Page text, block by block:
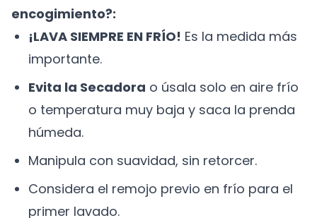
encogimiento?:
¡LAVA SIEMPRE EN FRÍO! Es la medida más
importante.
Evita la Secadora o úsala solo en aire frío
o temperatura muy baja y saca la prenda
húmeda.
Manipula con suavidad, sin retorcer.
Considera el remojo previo en frío para el
primer lavado.